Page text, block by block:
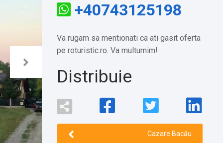
+40743125198
Va rugam sa mentionati ca ati gasit oferta
pe roturistic.ro. Va multumim!
Distribuie
Cazare Bacău